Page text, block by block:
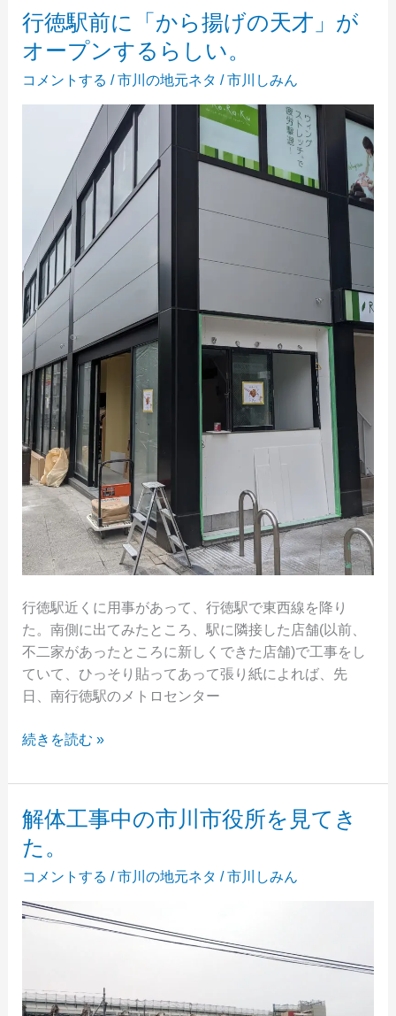
の
福
太
郎
装
中
行徳駅前に「から揚げの天才」が
オープンするらしい。
コメントする /市川の地元ネタ /市川しみん
行徳駅近くに用事があって、行徳駅で東西線を降り
た。南側に出てみたところ、駅に隣接した店舗(以前、
不二家があったところに新しくできた店舗)で工事をし
ていて、ひっそり貼ってあって張り紙によれば、先
日、南行徳駅のメトロセンター
行
駅
に
「か
ら
げ
が
続きを読む »
解体工事中の市川市役所を見てき
た。
コメントする /市川の地元ネタ /市川しみん